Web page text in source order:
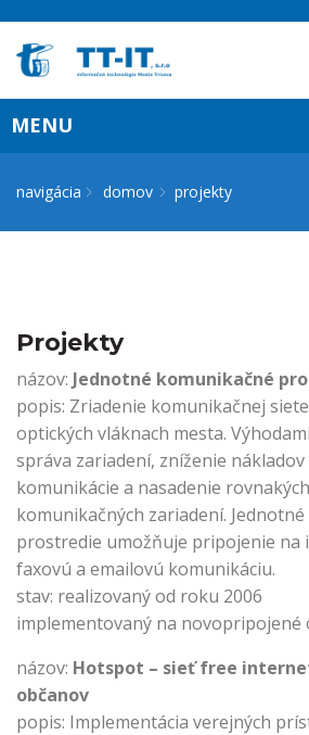
navigácia domov projekty
Projekty
názov: Jednotné komunikačné
popis: Zriadenie komunikačnej
optických vláknach mesta.
správa zariadení, zníženie
komunikácie a nasadenie
komunikačných zariadení.
prostredie umožňuje pripojenie
faxovú a emailovú komunikáciu.
stav: realizovaný od roku 2006
implementovaný na novopripojené
názov: Hotspot – sieť free
občanov
popis: Implementácia verejných